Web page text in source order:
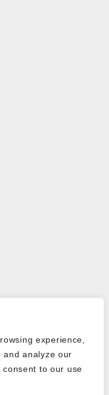
experience,
and analyze our
to our use